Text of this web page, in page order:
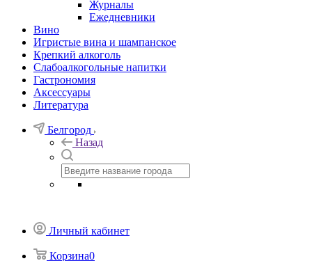
Журналы
Ежедневники
Вино
Игристые вина и шампанское
Крепкий алкоголь
Слабоалкогольные напитки
Гастрономия
Аксессуары
Литература
Белгород
Назад
Личный кабинет
Корзина0